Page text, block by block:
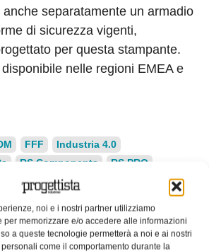
noi e i nostri partner utilizziamo
per memorizzare e/o accedere alle informazioni
a queste tecnologie permetterà a noi e ai nostri
come il comportamento durante la
separatamente un armadio
di sicurezza vigenti,
per questa stampante.
nelle regioni EMEA e
FFF
Industria 4.0
RS Components
RS PRO
3d stampanti 3D
WEB